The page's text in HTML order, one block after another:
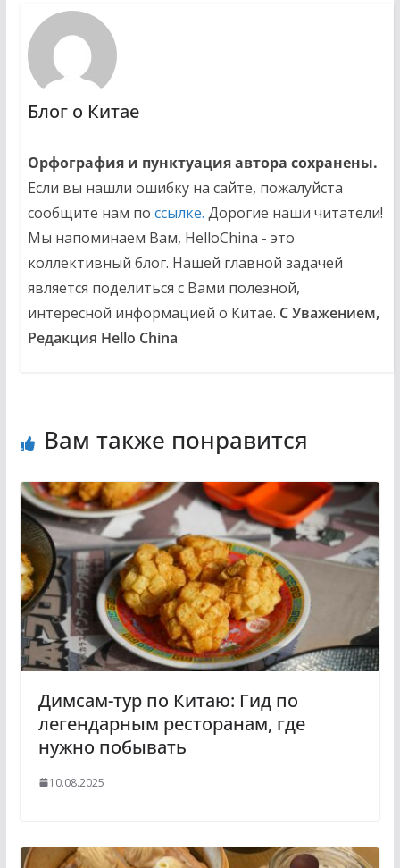
Блог о Китае
Орфография и пунктуация автора сохранены.
Если вы нашли ошибку на сайте, пожалуйста
сообщите нам по ссылке. Дорогие наши читатели!
Мы напоминаем Вам, HelloChina - это
коллективный блог. Нашей главной задачей
является поделиться с Вами полезной,
интересной информацией о Китае. С Уважением,
Редакция Hello China
Вам также понравится
Димсам-тур по Китаю: Гид по
легендарным ресторанам, где
нужно побывать
10.08.2025